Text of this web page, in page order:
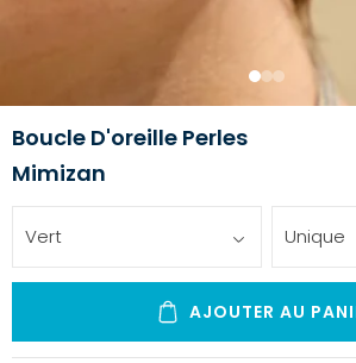
1 23
Boucle D'oreille Perles
Mimizan
Vert Unique
AJOUTER AU